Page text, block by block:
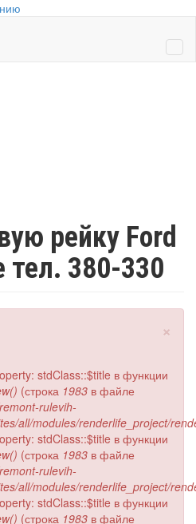
рейку Ford
тел. 380-330
×
stdClass::$title в функции
(строка 1983 в файле
rulevih-
all/modules/renderlife_project/
stdClass::$title в функции
(строка 1983 в файле
rulevih-
all/modules/renderlife_project/
stdClass::$title в функции
(строка 1983 в файле